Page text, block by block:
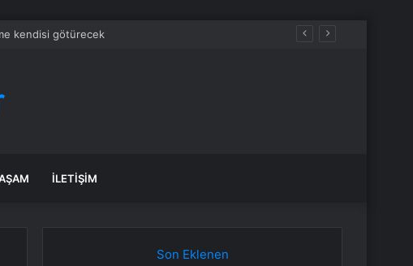
ne zaman bitecek, sular ne zaman gelecek?
İLETIŞIM
Son Eklenen